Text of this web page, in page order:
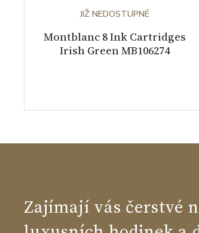
JIŽ NEDOSTUPNÉ
Montblanc 8 Ink Cartridges
Irish Green MB106274
Zajímají vás čerstvé